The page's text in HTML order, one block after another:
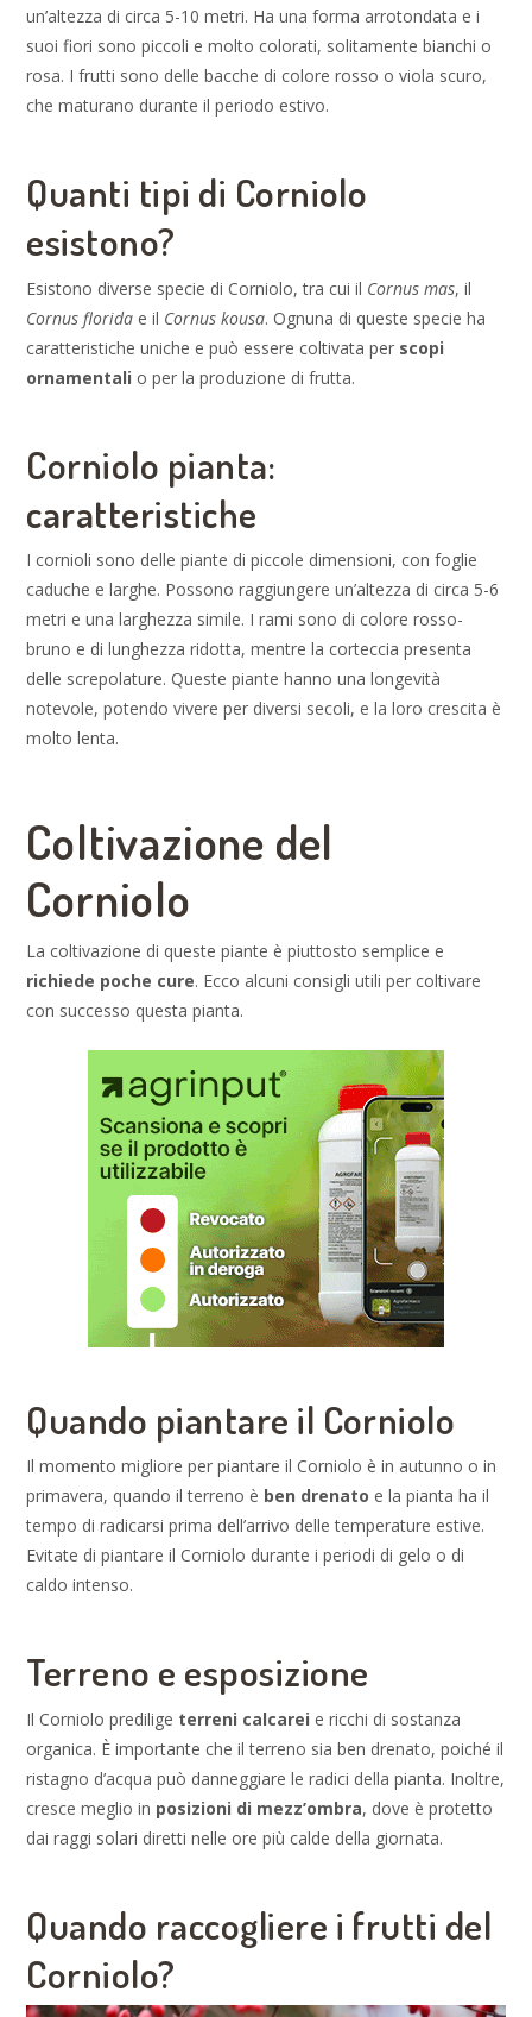
un’altezza di circa 5-10 metri. Ha una forma arrotondata e i
suoi fiori sono piccoli e molto colorati, solitamente bianchi o
rosa. I frutti sono delle bacche di colore rosso o viola scuro,
che maturano durante il periodo estivo.
Quanti tipi di Corniolo
esistono?
Esistono diverse specie di Corniolo, tra cui il Cornus mas, il
Cornus florida e il Cornus kousa. Ognuna di queste specie ha
caratteristiche uniche e può essere coltivata per scopi
ornamentali o per la produzione di frutta.
Corniolo pianta:
caratteristiche
I cornioli sono delle piante di piccole dimensioni, con foglie
caduche e larghe. Possono raggiungere un’altezza di circa 5-6
metri e una larghezza simile. I rami sono di colore rosso-
bruno e di lunghezza ridotta, mentre la corteccia presenta
delle screpolature. Queste piante hanno una longevità
notevole, potendo vivere per diversi secoli, e la loro crescita è
molto lenta.
Coltivazione del
Corniolo
La coltivazione di queste piante è piuttosto semplice e
richiede poche cure. Ecco alcuni consigli utili per coltivare
con successo questa pianta.
Quando piantare il Corniolo
Il momento migliore per piantare il Corniolo è in autunno o in
primavera, quando il terreno è ben drenato e la pianta ha il
tempo di radicarsi prima dell’arrivo delle temperature estive.
Evitate di piantare il Corniolo durante i periodi di gelo o di
caldo intenso.
Terreno e esposizione
Il Corniolo predilige terreni calcarei e ricchi di sostanza
organica. È importante che il terreno sia ben drenato, poiché il
ristagno d’acqua può danneggiare le radici della pianta. Inoltre,
cresce meglio in posizioni di mezz’ombra, dove è protetto
dai raggi solari diretti nelle ore più calde della giornata.
Quando raccogliere i frutti del
Corniolo?